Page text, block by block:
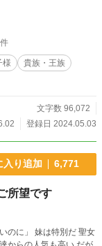
爵家に睨まれた我が
没落したのは私のせい
らも愛されず生きて行
。 本当にただ
ませんが、お生憎様。
私が男爵令
様
貴族・王族
文字数 96,072
登録日 2024.05.03
入り追加 6,771
所望です
別だ 聖女